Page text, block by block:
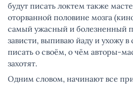
будут писать локтем также
оторванной половине мозга
самый ужасный и болезненный
зависти, выпиваю йаду и ухожу в
писать о своём, о чём авторы-
захотят.
Одним словом, начинают все